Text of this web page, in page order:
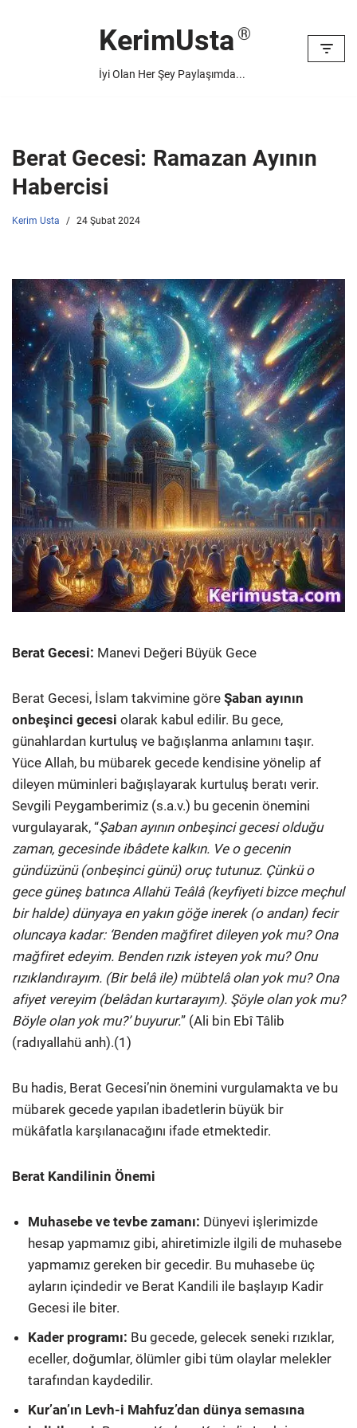
KerimUsta
İyi Olan Her Şey Paylaşımda...
Berat Gecesi: Ramazan Ayının
Habercisi
Kerim Usta 24 Şubat 2024
Berat Gecesi: Manevi Değeri Büyük Gece
Berat Gecesi, İslam takvimine göre Şaban ayının
onbeşinci gecesi olarak kabul edilir. Bu gece,
günahlardan kurtuluş ve bağışlanma anlamını taşır.
Yüce Allah, bu mübarek gecede kendisine yönelip af
dileyen müminleri bağışlayarak kurtuluş beratı verir.
Sevgili Peygamberimiz (s.a.v.) bu gecenin önemini
vurgulayarak, “Şaban ayının onbeşinci gecesi olduğu
zaman, gecesinde ibâdete kalkın. Ve o gecenin
gündüzünü (onbeşinci günü) oruç tutunuz. Çünkü o
gece güneş batınca Allahü Teâlâ (keyfiyeti bizce meçhul
bir halde) dünyaya en yakın göğe inerek (o andan) fecir
oluncaya kadar: ‘Benden mağfiret dileyen yok mu? Ona
mağfiret edeyim. Benden rızık isteyen yok mu? Onu
rızıklandırayım. (Bir belâ ile) mübtelâ olan yok mu? Ona
afiyet vereyim (belâdan kurtarayım). Şöyle olan yok mu?
Böyle olan yok mu?’ buyurur.” (Ali bin Ebî Tâlib
(radıyallahü anh).(1)
Bu hadis, Berat Gecesi’nin önemini vurgulamakta ve bu
mübarek gecede yapılan ibadetlerin büyük bir
mükâfatla karşılanacağını ifade etmektedir.
Berat Kandilinin Önemi
Muhasebe ve tevbe zamanı: Dünyevi işlerimizde
hesap yapmamız gibi, ahiretimizle ilgili de muhasebe
yapmamız gereken bir gecedir. Bu muhasebe üç
ayların içindedir ve Berat Kandili ile başlayıp Kadir
Gecesi ile biter.
Kader programı: Bu gecede, gelecek seneki rızıklar,
eceller, doğumlar, ölümler gibi tüm olaylar melekler
tarafından kaydedilir.
Kur’an’ın Levh-i Mahfuz’dan dünya semasına